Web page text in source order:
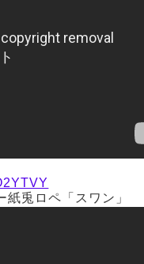
紙兎ロペ「スワン」